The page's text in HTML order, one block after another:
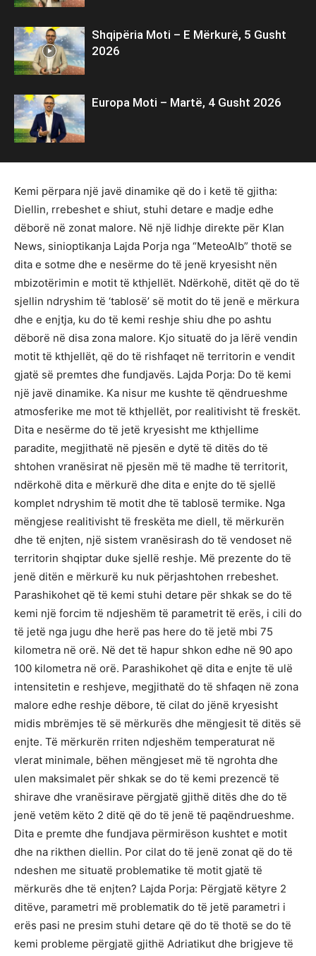
Shqipëria Moti – E Mërkurë, 5 Gusht
2026
Europa Moti – Martë, 4 Gusht 2026
Kemi përpara një javë dinamike që do i ketë të gjitha:
Diellin, rrebeshet e shiut, stuhi detare e madje edhe
dëborë në zonat malore. Në një lidhje direkte për Klan
News, sinioptikanja Lajda Porja nga “MeteoAlb” thotë se
dita e sotme dhe e nesërme do të jenë kryesisht nën
mbizotërimin e motit të kthjellët. Ndërkohë, ditët që do të
sjellin ndryshim të ‘tablosë’ së motit do të jenë e mërkura
dhe e enjtja, ku do të kemi reshje shiu dhe po ashtu
dëborë në disa zona malore. Kjo situatë do ja lërë vendin
motit të kthjellët, që do të rishfaqet në territorin e vendit
gjatë së premtes dhe fundjavës. Lajda Porja: Do të kemi
një javë dinamike. Ka nisur me kushte të qëndrueshme
atmosferike me mot të kthjellët, por realitivisht të freskët.
Dita e nesërme do të jetë kryesisht me kthjellime
paradite, megjithatë në pjesën e dytë të ditës do të
shtohen vranësirat në pjesën më të madhe të territorit,
ndërkohë dita e mërkurë dhe dita e enjte do të sjellë
komplet ndryshim të motit dhe të tablosë termike. Nga
mëngjese realitivisht të freskëta me diell, të mërkurën
dhe të enjten, një sistem vranësirash do të vendoset në
territorin shqiptar duke sjellë reshje. Më prezente do të
jenë ditën e mërkurë ku nuk përjashtohen rrebeshet.
Parashikohet që të kemi stuhi detare për shkak se do të
kemi një forcim të ndjeshëm të parametrit të erës, i cili do
të jetë nga jugu dhe herë pas here do të jetë mbi 75
kilometra në orë. Në det të hapur shkon edhe në 90 apo
100 kilometra në orë. Parashikohet që dita e enjte të ulë
intensitetin e reshjeve, megjithatë do të shfaqen në zona
malore edhe reshje dëbore, të cilat do jënë kryesisht
midis mbrëmjes të së mërkurës dhe mëngjesit të ditës së
enjte. Të mërkurën rriten ndjeshëm temperaturat në
vlerat minimale, bëhen mëngjeset më të ngrohta dhe
ulen maksimalet për shkak se do të kemi prezencë të
shirave dhe vranësirave përgjatë gjithë ditës dhe do të
jenë vetëm këto 2 ditë që do të jenë të paqëndrueshme.
Dita e premte dhe fundjava përmirëson kushtet e motit
dhe na rikthen diellin. Por cilat do të jenë zonat që do të
ndeshen me situatë problematike të motit gjatë të
mërkurës dhe të enjten? Lajda Porja: Përgjatë këtyre 2
ditëve, parametri më problematik do të jetë parametri i
erës pasi ne presim stuhi detare që do të thotë se do të
kemi probleme përgjatë gjithë Adriatikut dhe brigjeve të